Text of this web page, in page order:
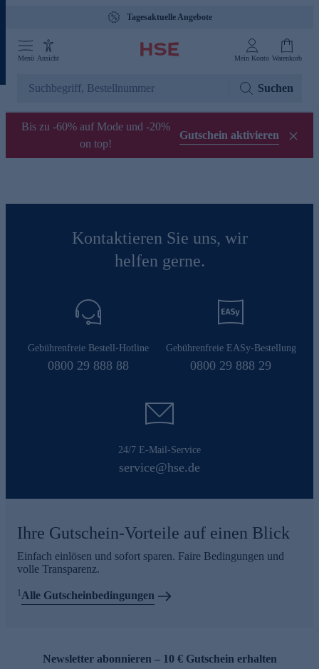
Tagesaktuelle Angebote
Menü Ansicht Mein Konto Warenkorb
Suchen
Bis zu -60% auf Mode und -20%
on top!
Gutschein aktivieren
Kontaktieren Sie uns, wir
helfen gerne.
Gebührenfreie Bestell-Hotline
0800 29 888 88
Gebührenfreie EASy-Bestellung
0800 29 888 29
24/7 E-Mail-Service
service@hse.de
Ihre Gutschein-Vorteile auf einen Blick
Einfach einlösen und sofort sparen. Faire Bedingungen und
volle Transparenz.
1Alle Gutscheinbedingungen
Newsletter abonnieren – 10 € Gutschein erhalten